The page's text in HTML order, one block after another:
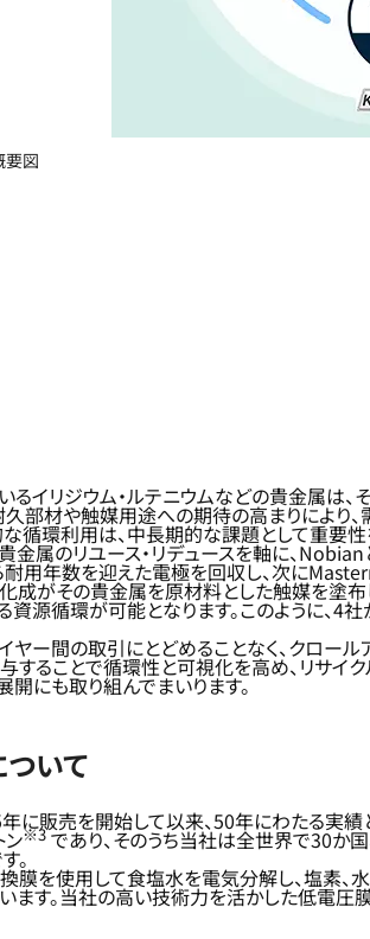
要図
イリジウム・ルテニウムなどの貴金属は
部材や触媒用途への期待の高まりにより
循環利用は、中長期的な課題として重要性
属のリユース・リデュースを軸に、
用年数を迎えた電極を回収し、次に
成がその貴金属を原材料とした触媒を塗
源循環が可能となります。このように、
ー間の取引にとどめることなく、クロー
することで循環性と可視化を高め、リサ
にも取り組んでまいります。
いて
販売を開始して以来、50年にわたる実績
※3であり、そのうち当社は全世界で30か
。
を使用して食塩水を電気分解し、塩素、
ます。当社の高い技術力を活かした低電